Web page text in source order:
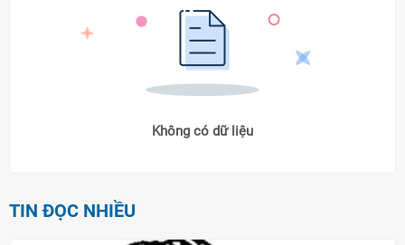
Không có dữ liệu
TIN ĐỌC NHIỀU